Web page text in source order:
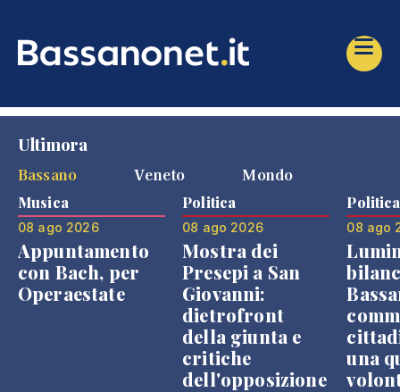
Ultimora
Bassano
Veneto Mondo
Musica
08 ago 2026
Appuntamento
con Bach, per
Operaestate
Politica
08 ago 2026
Mostra dei
Presepi a San
Giovanni:
dietrofront
della giunta e
critiche
dell'opposizione
Politica
08 ago
una